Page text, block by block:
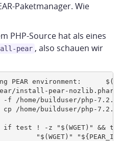
Paketmanager. Wie
PHP-Source hat als eines
pear , also schauen wir
PEAR environment:
install-pear-nozlib.phar;
f /home/builduser/php-
/home/builduser/php-
test ! -z "$(WGET)" &&
"$(WGET)"